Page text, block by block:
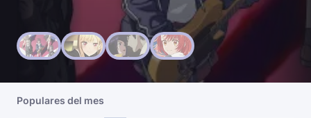
Populares del mes